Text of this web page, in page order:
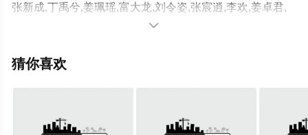
张新成,丁禹兮,姜珮瑶,富大龙,刘令姿,张宸逍,李欢,姜卓君,
徐正溪,韩栋,季肖冰,徐振轩,程相,应灏铭,曲高位,寇振海,佟
揭晓（第33集已完结），手机免费观看高清无删减完整版

猜你喜欢